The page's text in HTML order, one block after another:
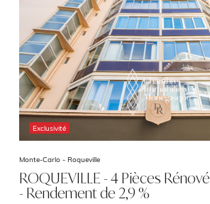
Exclusivité
Monte-Carlo - Roqueville
ROQUEVILLE - 4 Pièces Rénové
- Rendement de 2,9 %